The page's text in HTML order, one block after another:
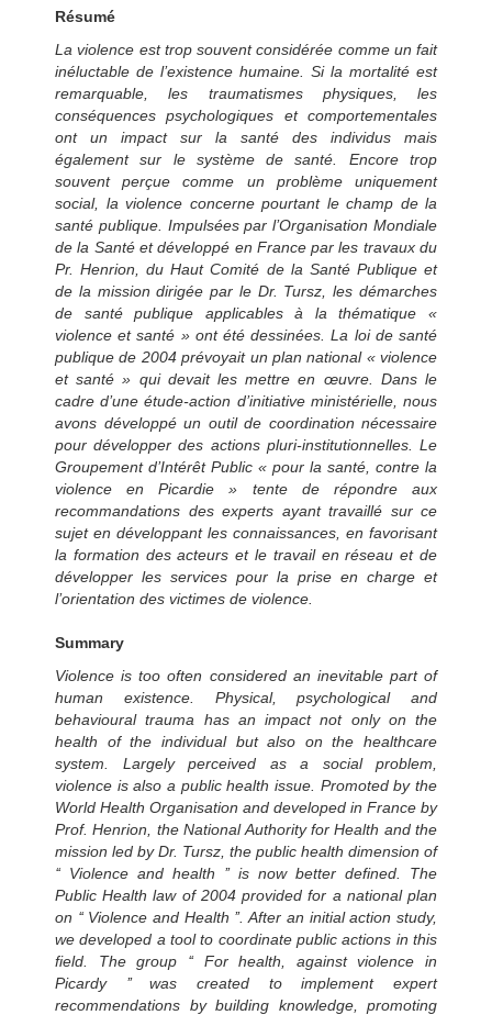
Résumé
La violence est trop souvent considérée comme un fait
inéluctable de l’existence humaine. Si la mortalité est
remarquable, les traumatismes physiques, les
conséquences psychologiques et comportementales
ont un impact sur la santé des individus mais
également sur le système de santé. Encore trop
souvent perçue comme un problème uniquement
social, la violence concerne pourtant le champ de la
santé publique. Impulsées par l’Organisation Mondiale
de la Santé et développé en France par les travaux du
Pr. Henrion, du Haut Comité de la Santé Publique et
de la mission dirigée par le Dr. Tursz, les démarches
de santé publique applicables à la thématique «
violence et santé » ont été dessinées. La loi de santé
publique de 2004 prévoyait un plan national « violence
et santé » qui devait les mettre en œuvre. Dans le
cadre d’une étude-action d’initiative ministérielle, nous
avons développé un outil de coordination nécessaire
pour développer des actions pluri-institutionnelles. Le
Groupement d’Intérêt Public « pour la santé, contre la
violence en Picardie » tente de répondre aux
recommandations des experts ayant travaillé sur ce
sujet en développant les connaissances, en favorisant
la formation des acteurs et le travail en réseau et de
développer les services pour la prise en charge et
l’orientation des victimes de violence.
Summary
Violence is too often considered an inevitable part of
human existence. Physical, psychological and
behavioural trauma has an impact not only on the
health of the individual but also on the healthcare
system. Largely perceived as a social problem,
violence is also a public health issue. Promoted by the
World Health Organisation and developed in France by
Prof. Henrion, the National Authority for Health and the
mission led by Dr. Tursz, the public health dimension of
‘‘ Violence and health ’’ is now better defined. The
Public Health law of 2004 provided for a national plan
on ‘‘ Violence and Health ’’. After an initial action study,
we developed a tool to coordinate public actions in this
field. The group ‘‘ For health, against violence in
Picardy ’’ was created to implement expert
recommendations by building knowledge, promoting